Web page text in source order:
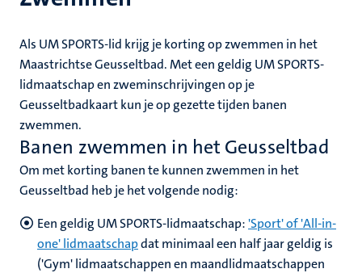
Als UM SPORTS-lid krijg je korting op zwemmen in het
Maastrichtse Geusseltbad. Met een geldig UM SPORTS-
lidmaatschap en zweminschrijvingen op je
Geusseltbadkaart kun je op gezette tijden banen
zwemmen.
Banen zwemmen in het Geusseltbad
Om met korting banen te kunnen zwemmen in het
Geusseltbad heb je het volgende nodig:
Een geldig UM SPORTS-lidmaatschap:'Sport' of 'All-in-
one' lidmaatschapdat minimaal een half jaar geldig is
('Gym' lidmaatschappen en maandlidmaatschappen